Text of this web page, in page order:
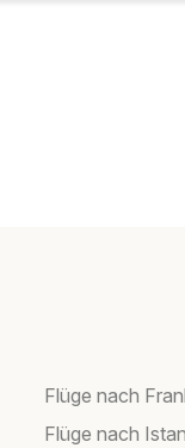
Flüge nach
Flüge nach